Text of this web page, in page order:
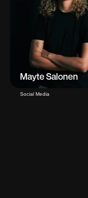
Mayte Salonen
Social Media